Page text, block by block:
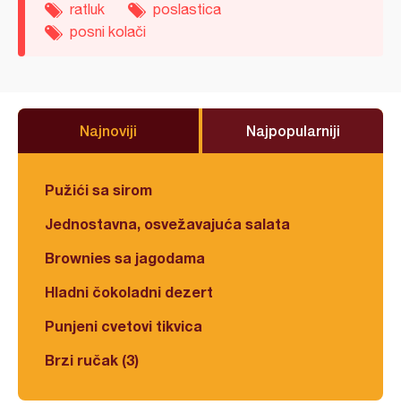
ratluk
poslastica
posni kolači
Najnoviji Najpopularniji
Pužići sa sirom
Jednostavna, osvežavajuća salata
Brownies sa jagodama
Hladni čokoladni dezert
Punjeni cvetovi tikvica
Brzi ručak (3)